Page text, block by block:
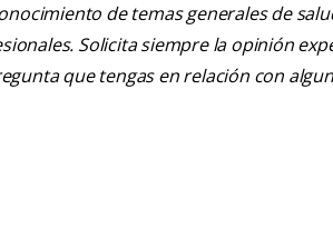
de temas generales de
Solicita siempre la opinión
que tengas en relación con